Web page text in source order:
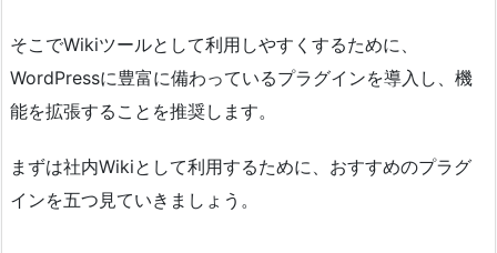
そこでWikiツールとして利用しやすくするために、
WordPressに豊富に備わっているプラグインを導入し、機
能を拡張することを推奨します。
まずは社内Wikiとして利用するために、おすすめのプラグ
インを五つ見ていきましょう。